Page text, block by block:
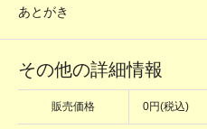
あとがき
その他の詳細情報
販売価格 0円(税込)